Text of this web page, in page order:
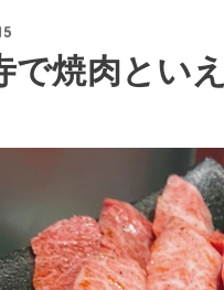
で焼肉とい